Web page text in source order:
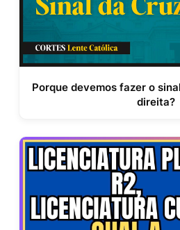
Porque devemos fazer o
direita?